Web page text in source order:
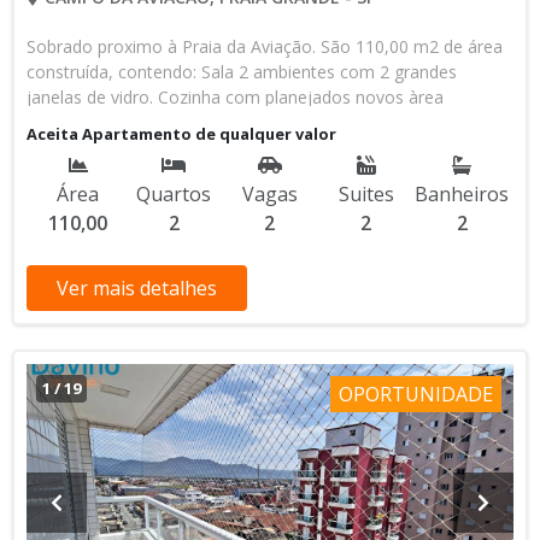
Sobrado proximo à Praia da Aviação. São 110,00 m2 de área
construída, contendo: Sala 2 ambientes com 2 grandes
janelas de vidro. Cozinha com planejados novos àrea
gourmet com pia e churrasqueira Lavanderia Lavabo 2 suítes
com sacadas frente rua. Quintal 2 vagas de garagem
subterrânea com acesso a sala Entrada independente na
lateral (fundos) Entrada social pela sala. Portão automático
Cerca elétrica Ar condicionado novos nas suítes e sala Àrea
Sobrado todo moderno! Aceita financiamento bancário Aceita
permuta por apto em Santos Visita somente com
300.428 - F Davino Imóveis (13) 3034-3300
Aceita Apartamento de qualquer valor
Área
110,00
Quartos
2
Vagas
2
Suites
2
Banheiros
2
Ver mais detalhes
1/19 OPORTUNIDADE